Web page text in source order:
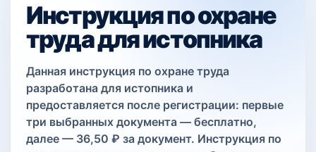
Инструкция по охране
труда для истопника
Данная инструкция по охране труда
разработана для истопника и
предоставляется после регистрации: первые
три выбранных документа — бесплатно,
далее — 36,50 ₽ за документ. Инструкция по